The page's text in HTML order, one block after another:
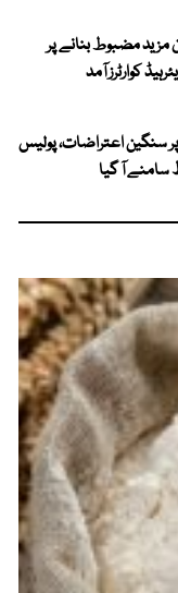
مزید مضبوط بنانے پر
کوارٹرز آمد
سنگین اعتراضات، پولیس
سامنے آ گیا